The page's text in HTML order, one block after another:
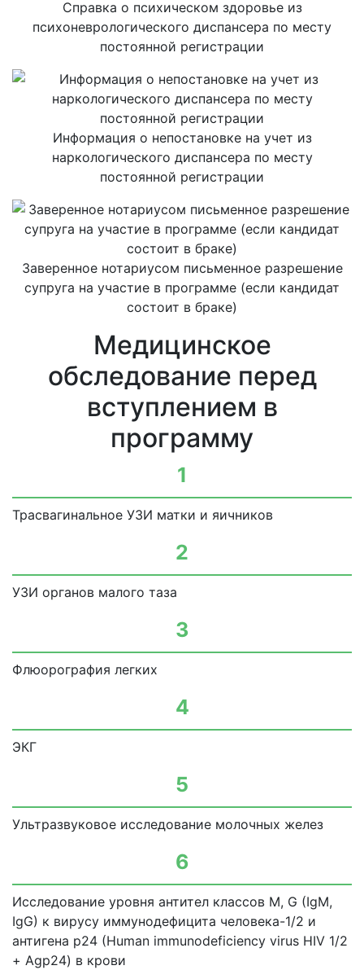
Справка о психическом здоровье из
психоневрологического диспансера по месту
постоянной регистрации
Информация о непостановке на учет из
наркологического диспансера по месту
постоянной регистрации
Заверенное нотариусом письменное разрешение
супруга на участие в программе (если кандидат
состоит в браке)
Медицинское
обследование перед
вступлением в
программу
1
Трасвагинальное УЗИ матки и яичников
2
УЗИ органов малого таза
3
Флюорография легких
4
ЭКГ
5
Ультразвуковое исследование молочных желез
6
Исследование уровня антител классов М, G (IgM,
IgG) к вирусу иммунодефицита человека-1/2 и
антигена р24 (Human immunodeficiency virus HIV 1/2
+ Agp24) в крови